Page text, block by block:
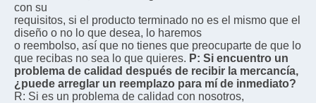
con su
requisitos, si el producto terminado no es el mismo que el
diseño o no lo que desea, lo haremos
o reembolso, así que no tienes que preocuparte de que lo
que recibas no sea lo que quieres. P: Si encuentro un
problema de calidad después de recibir la mercancía,
¿puede arreglar un reemplazo para mí de inmediato?
R: Si es un problema de calidad con nosotros,